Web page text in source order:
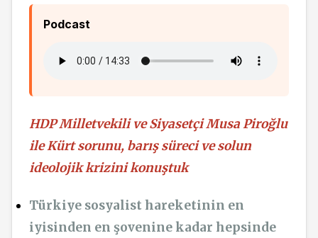
Podcast
HDP Milletvekili ve Siyasetçi Musa Piroğlu
ile Kürt sorunu, barış süreci ve solun
ideolojik krizini konuştuk
Türkiye sosyalist hareketinin en
iyisinden en şovenine kadar hepsinde